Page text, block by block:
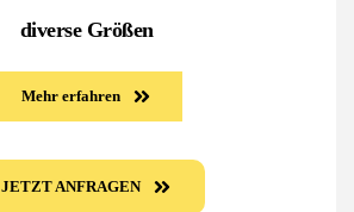
diverse Größen
Mehr erfahren
JETZT ANFRAGEN